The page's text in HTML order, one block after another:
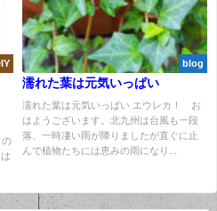
の
blog
濡れた葉は元気いっぱい
濡れた葉は元気いっぱい エウレカ！ お
はようございます。北九州は台風も一段
落、一時凄い雨が降りましたが直ぐに止
んで植物たちには恵みの雨になり...